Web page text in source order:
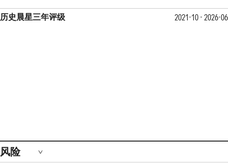
历史晨星三年评级 2021-10 - 2026-06
风险